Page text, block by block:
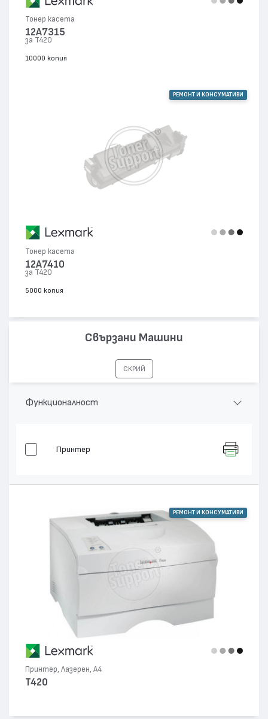
Тонер касета
12A7315
за T420
10000 копия
РЕМОНТ И КОНСУМАТИВИ
Тонер касета
12A7410
за T420
5000 копия
Свързани Машини
СКРИЙ
Функционалност
Принтер
РЕМОНТ И КОНСУМАТИВИ
Принтер, Лазерен, А4
T420